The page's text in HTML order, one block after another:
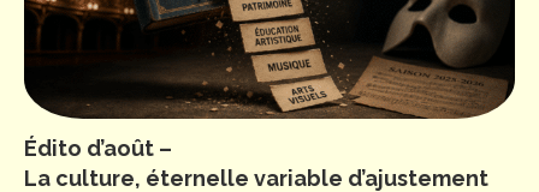
Édito d’août –
La culture, éternelle variable d’ajustement